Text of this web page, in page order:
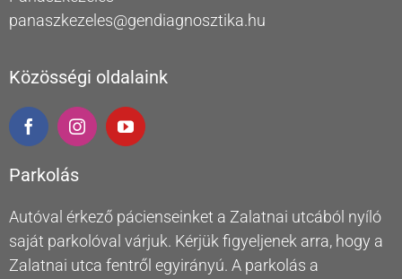
panaszkezeles@gendiagnosztika.hu
Közösségi oldalaink
Parkolás
Autóval érkező pácienseinket a Zalatnai utcából nyíló
saját parkolóval várjuk. Kérjük figyeljenek arra, hogy a
Zalatnai utca fentről egyirányú. A parkolás a